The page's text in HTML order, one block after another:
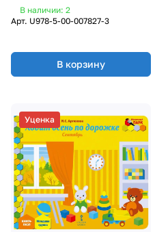
В наличии: 2
Арт. U978-5-00-007827-3
В корзину
Уценка